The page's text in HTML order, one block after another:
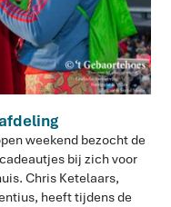
weekend bezocht de
bij zich voor
Chris Ketelaars,
heeft tijdens de